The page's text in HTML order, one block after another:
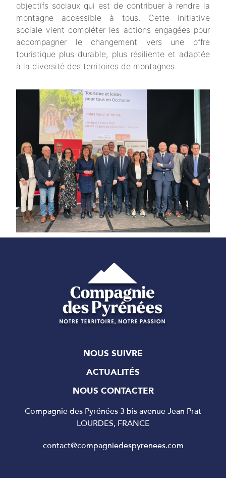
objectifs sociaux qui est de contribuer à rendre la
montagne accessible à tous. Cette initiative
sociale vient compléter les actions engagées pour
accompagner le changement vers une offre
touristique plus durable, plus résiliente et adaptée
à la diversité des territoires de montagnes.
NOUS SUIVRE
ACTUALITÉS
NOUS CONTACTER
Compagnie des Pyrénées 3 bis avenue Jean Prat
LOURDES, FRANCE
contact@compagniedespyrenees.com